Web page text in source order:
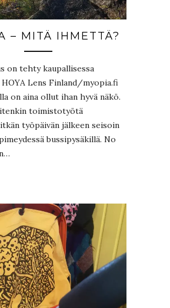
– MITÄ IHMETTÄ?
on tehty kaupallisessa
Lens Finland/myopia.fi
on aina ollut ihan hyvä näkö.
toimistotyötä
työpäivän jälkeen seisoin
bussipysäkillä. No